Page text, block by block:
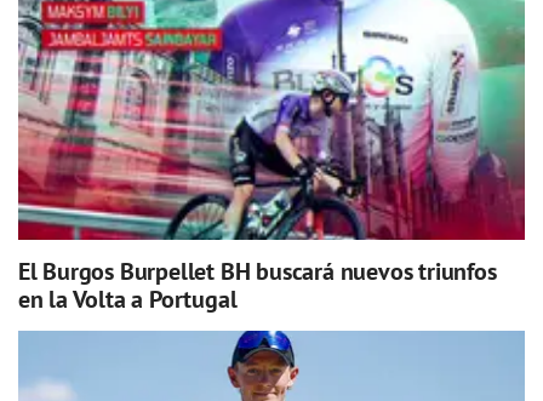
El Burgos Burpellet BH buscará nuevos triunfos
en la Volta a Portugal